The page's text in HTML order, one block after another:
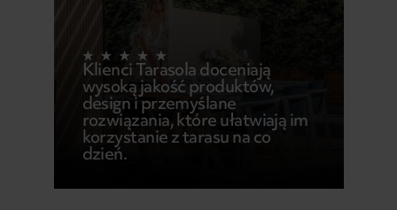
Klienci Tarasola doceniają
wysoką jakość produktów,
design i przemyślane
rozwiązania, które ułatwiają im
korzystanie z tarasu na co
dzień.